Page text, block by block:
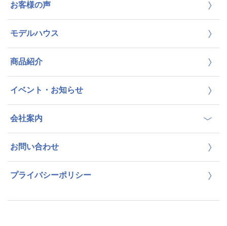
お客様の声
モデルハウス
商品紹介
イベント・お知らせ
会社案内
お問い合わせ
プライバシーポリシー